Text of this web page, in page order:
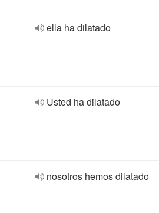
ella ha dilatado
Usted ha dilatado
nosotros hemos dilatado